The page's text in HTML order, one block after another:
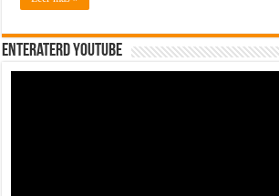
EnterateRD YOUTUBE